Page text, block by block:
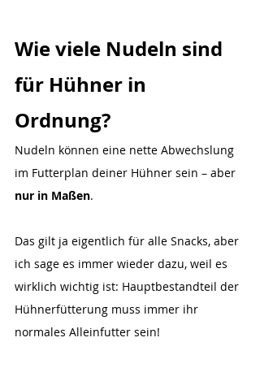
Wie viele Nudeln sind
für Hühner in
Ordnung?
Nudeln können eine nette Abwechslung
im Futterplan deiner Hühner sein – aber
nur in Maßen.
Das gilt ja eigentlich für alle Snacks, aber
ich sage es immer wieder dazu, weil es
wirklich wichtig ist: Hauptbestandteil der
Hühnerfütterung muss immer ihr
normales Alleinfutter sein!